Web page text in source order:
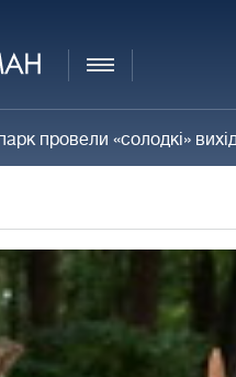
провели «солодкі»